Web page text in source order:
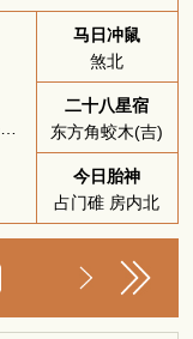
彭祖百忌：甲不开仓 午不苫盖
马日冲鼠
煞北
二十八星宿
东方角蛟木(吉)
今日胎神
占门碓 房内北